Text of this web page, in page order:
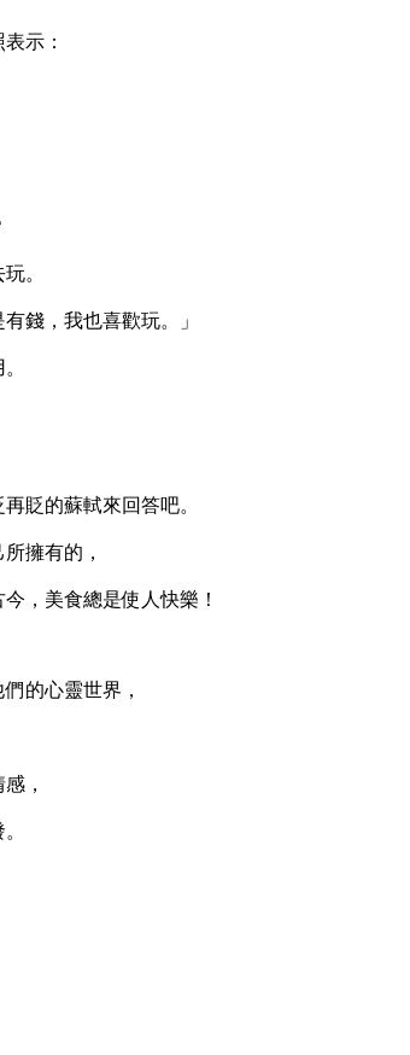
示：
。
錢，我也喜歡玩。」
貶的蘇軾來回答吧。
擁有的，
，美食總是使人快樂！
的心靈世界，
，